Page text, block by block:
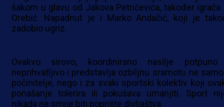
šakom u glavu od Jakova Petričevića, također igrača
Orebić. Napadnut je i Marko Andačić, koji je
zadobio ugriz.
Ovakvo sirovo, koordinirano nasilje
neprihvatljivo i predstavlja ozbiljnu sramotu ne
počinitelje, nego i za svaki sportski kolektiv koji
ponašanje tolerira ili pokušava umanjiti. Sport
nikada ne smije biti poprište divljaštva.